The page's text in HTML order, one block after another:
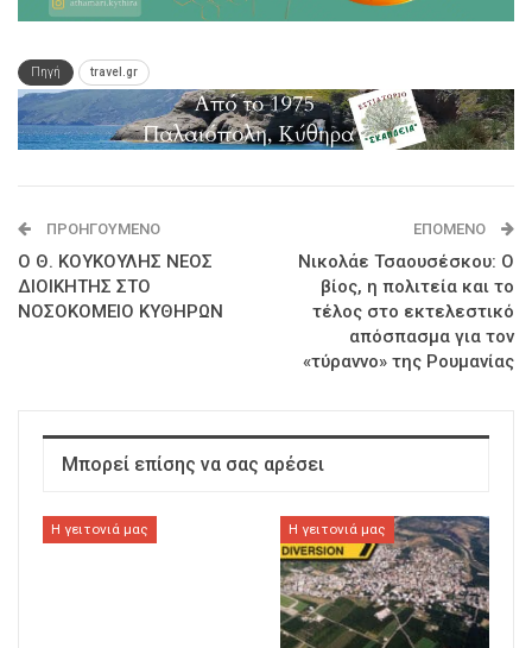
Πηγή travel.gr
ΠΡΟΗΓΟΎΜΕΝΟ
Ο Θ. ΚΟΥΚΟΥΛΗΣ ΝΕΟΣ
ΔΙΟΙΚΗΤΗΣ ΣΤΟ
ΝΟΣΟΚΟΜΕΙΟ ΚΥΘΗΡΩΝ
ΕΠΌΜΕΝΟ
Νικολάε Τσαουσέσκου: Ο
βίος, η πολιτεία και το
τέλος στο εκτελεστικό
απόσπασμα για τον
«τύραννο» της Ρουμανίας
Μπορεί επίσης να σας αρέσει
Η γειτονιά μας Η γειτονιά μας